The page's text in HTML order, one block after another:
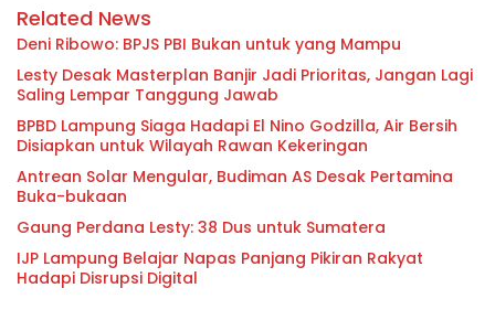
Related News
Deni Ribowo: BPJS PBI Bukan untuk yang Mampu
Lesty Desak Masterplan Banjir Jadi Prioritas, Jangan Lagi
Saling Lempar Tanggung Jawab
BPBD Lampung Siaga Hadapi El Nino Godzilla, Air Bersih
Disiapkan untuk Wilayah Rawan Kekeringan
Antrean Solar Mengular, Budiman AS Desak Pertamina
Buka-bukaan
Gaung Perdana Lesty: 38 Dus untuk Sumatera
IJP Lampung Belajar Napas Panjang Pikiran Rakyat
Hadapi Disrupsi Digital